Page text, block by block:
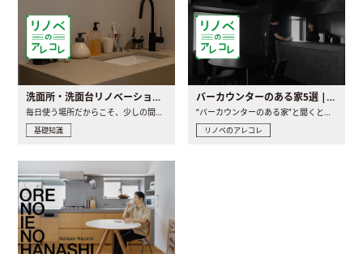
洗面所・洗面台リノベーションの事例と間取りアイデア
毎日使う場所だからこそ、少しの間取りの工夫や素材の選び方で..
基礎知識
バーカウンターのある家5選 | 日常に馴染む“距離の近い”キッチンとは
“バーカウンターのある家”と聞くと、少し特別な、大人のための..
リノベのアレコレ